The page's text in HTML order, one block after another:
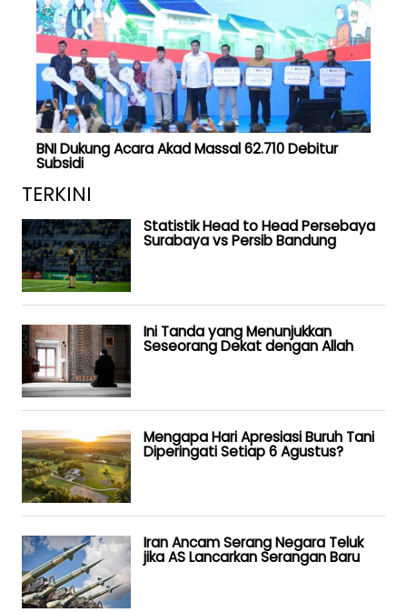
BNI Dukung Acara Akad Massal 62.710 Debitur
Subsidi
TERKINI
Statistik Head to Head Persebaya
Surabaya vs Persib Bandung
Ini Tanda yang Menunjukkan
Seseorang Dekat dengan Allah
Mengapa Hari Apresiasi Buruh Tani
Diperingati Setiap 6 Agustus?
Iran Ancam Serang Negara Teluk
jika AS Lancarkan Serangan Baru